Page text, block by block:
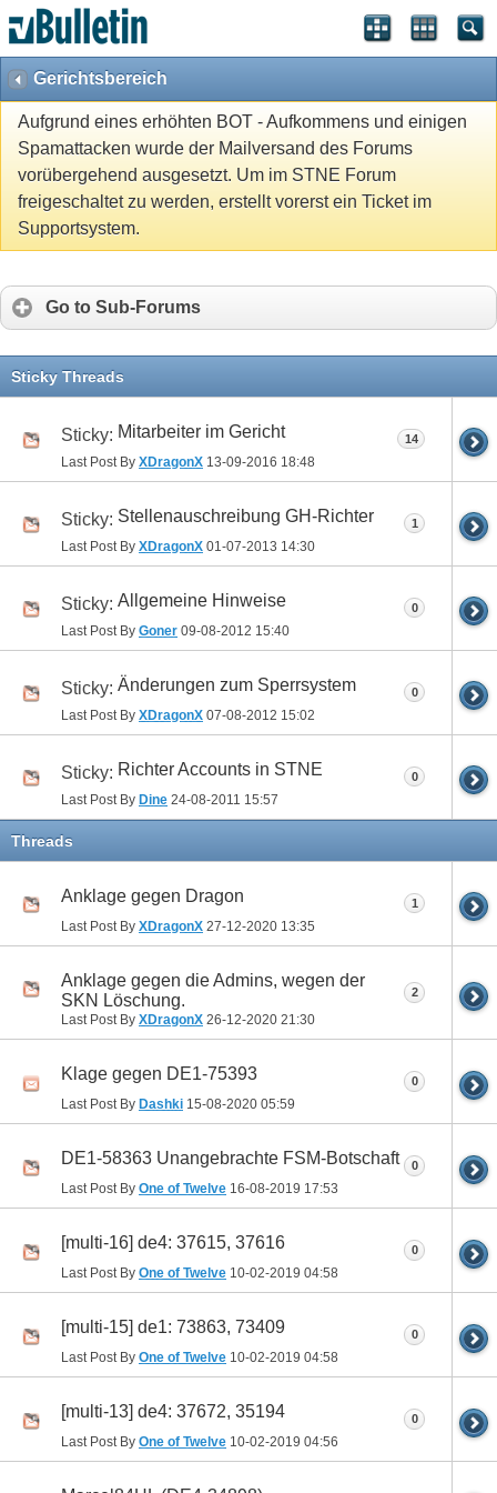
Gerichtsbereich
Aufgrund eines erhöhten BOT - Aufkommens und einigen
Spamattacken wurde der Mailversand des Forums
vorübergehend ausgesetzt. Um im STNE Forum
freigeschaltet zu werden, erstellt vorerst ein Ticket im
Supportsystem.
Go to Sub-Forums
Sticky Threads
Sticky: Mitarbeiter im Gericht
Last Post By XDragonX 13-09-2016 18:48
14
Sticky: Stellenauschreibung GH-Richter
Last Post By XDragonX 01-07-2013 14:30
1
Sticky: Allgemeine Hinweise
Last Post By Goner 09-08-2012 15:40
0
Sticky: Änderungen zum Sperrsystem
Last Post By XDragonX 07-08-2012 15:02
0
Sticky: Richter Accounts in STNE
Last Post By Dine 24-08-2011 15:57
0
Threads
Anklage gegen Dragon
Last Post By XDragonX 27-12-2020 13:35
1
Anklage gegen die Admins, wegen der
SKN Löschung.
Last Post By XDragonX 26-12-2020 21:30
2
Klage gegen DE1-75393
Last Post By Dashki 15-08-2020 05:59
0
DE1-58363 Unangebrachte FSM-Botschaft
Last Post By One of Twelve 16-08-2019 17:53
0
[multi-16] de4: 37615, 37616
Last Post By One of Twelve 10-02-2019 04:58
0
[multi-15] de1: 73863, 73409
Last Post By One of Twelve 10-02-2019 04:58
0
[multi-13] de4: 37672, 35194
Last Post By One of Twelve 10-02-2019 04:56
0